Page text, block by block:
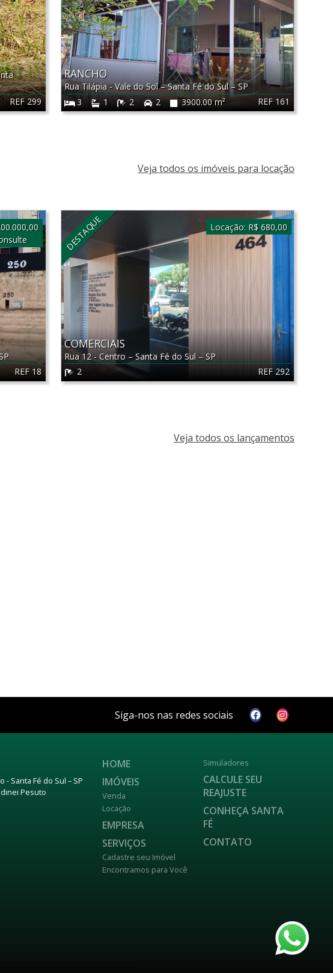
REF 299 REF 161
RANCHO
Rua Tilápia - Vale do Sol–Santa Fé do Sul–SP
3
1 2 2 3900.00 m²
Veja todos os imóveis para locação
REF 18
DESTAQUE
REF 292
COMERCIAIS
Rua 12 - Centro – Santa Fé do Sul – SP
2
Locação: R$ 680,00
Veja todos os lançamentos
Siga-nos nas redes sociais
- Santa Fé do Sul – SP
Pesuto
HOME
IMÓVEIS
Venda
Locação
EMPRESA
SERVIÇOS
Cadastre seu Imóvel
Encontramos para Você
Simuladores
CALCULE SEU
REAJUSTE
CONHEÇA SANTA
FÉ
CONTATO